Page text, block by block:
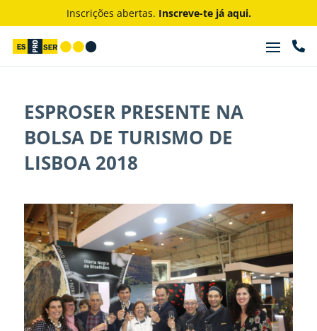
Inscrições abertas. Inscreve-te já aqui.

ESPROSER PRESENTE NA
BOLSA DE TURISMO DE
LISBOA 2018